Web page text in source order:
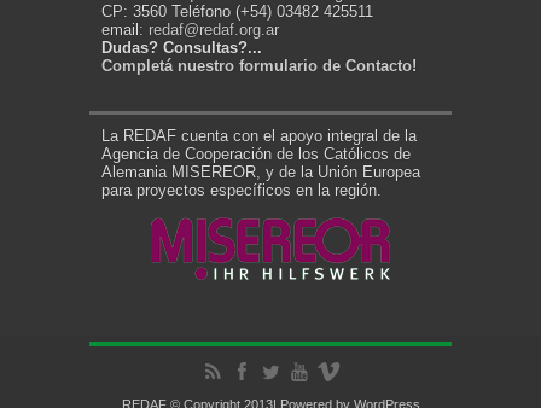
CP: 3560 Teléfono (+54) 03482 425511
email: redaf@redaf.org.ar
Dudas? Consultas?...
Completá nuestro formulario de Contacto!
La REDAF cuenta con el apoyo integral de la
Agencia de Cooperación de los Católicos de
Alemania MISEREOR, y de la Unión Europea
para proyectos específicos en la región.
REDAF © Copyright 2013| Powered by WordPress